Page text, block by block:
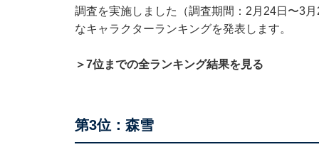
調査を実施しました（調査期間：2月24日〜3
なキャラクターランキングを発表します。
＞7位までの全ランキング結果を見る
第3位：森雪